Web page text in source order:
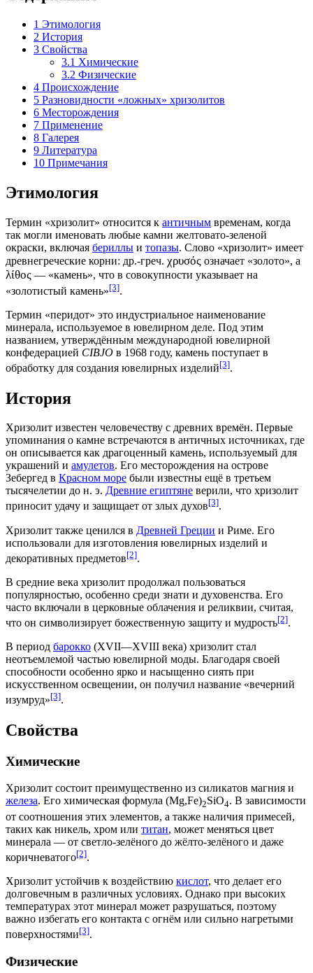
1 Этимология
2 История
3 Свойства
3.1 Химические
3.2 Физические
4 Происхождение
5 Разновидности «ложных» хризолитов
6 Месторождения
7 Применение
8 Галерея
9 Литература
10 Примечания
Этимология
Термин «хризолит» относится к античным временам, когда
так могли именовать любые камни желтовато-зеленой
окраски, включая бериллы и топазы. Слово «хризолит» имеет
древнегреческие корни: др.-греч. χρυσός означает «золото», а
λίθος — «камень», что в совокупности указывает на
«золотистый камень»[3].
Термин «перидот» это индустриальное наименование
минерала, используемое в ювелирном деле. Под этим
названием, утверждённым международной ювелирной
конфедерацией CIBJO в 1968 году, камень поступает в
обработку для создания ювелирных изделий[3].
История
Хризолит известен человечеству с древних времён. Первые
упоминания о камне встречаются в античных источниках, где
он описывается как драгоценный камень, используемый для
украшений и амулетов. Его месторождения на острове
Зебергед в Красном море были известны ещё в третьем
тысячелетии до н. э. Древние египтяне верили, что хризолит
приносит удачу и защищает от злых духов[3].
Хризолит также ценился в Древней Греции и Риме. Его
использовали для изготовления ювелирных изделий и
декоративных предметов[2].
В средние века хризолит продолжал пользоваться
популярностью, особенно среди знати и духовенства. Его
часто включали в церковные облачения и реликвии, считая,
что он символизирует божественную защиту и мудрость[2].
В период барокко (XVII—XVIII века) хризолит стал
неотъемлемой частью ювелирной моды. Благодаря своей
способности особенно ярко и насыщенно сиять при
искусственном освещении, он получил название «вечерний
изумруд»[3].
Свойства
Химические
Хризолит состоит преимущественно из силикатов магния и
железа. Его химическая формула (Mg,Fe)2SiO4. В зависимости
от соотношения этих элементов, а также наличия примесей,
таких как никель, хром или титан, может меняться цвет
минерала — от светло-зелёного до жёлто-зелёного и даже
коричневатого[2].
Хризолит устойчив к воздействию кислот, что делает его
долговечным в различных условиях. Однако при высоких
температурах этот минерал может разрушаться, поэтому
важно избегать его контакта с огнём или сильно нагретыми
поверхностями[3].
Физические